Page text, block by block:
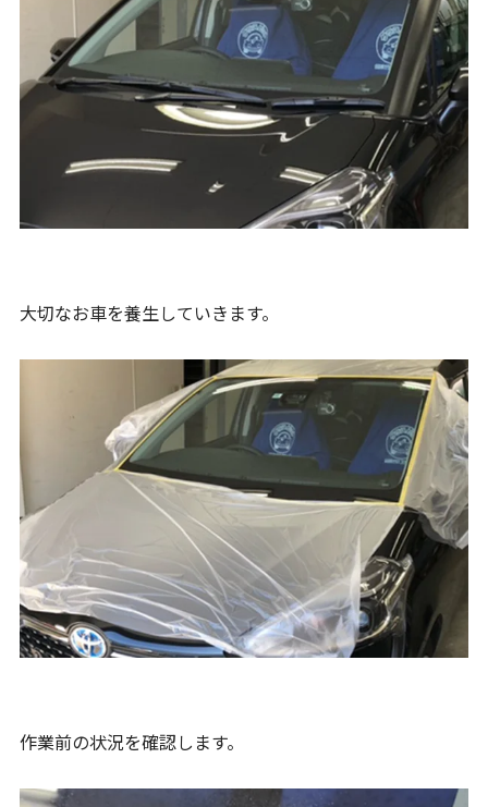
大切なお車を養生していきます。
作業前の状況を確認します。